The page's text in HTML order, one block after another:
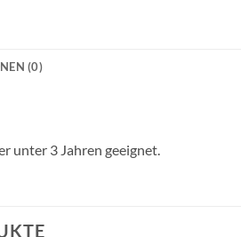
(0)
unter 3 Jahren geeignet.